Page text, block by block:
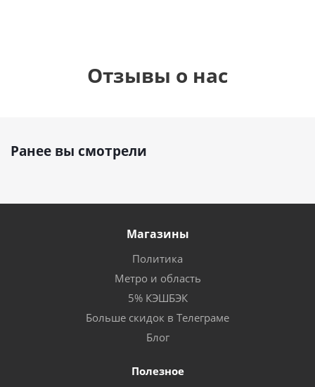
Отзывы о нас
Ранее вы смотрели
Магазины
Политика
Метро и область
5% КЭШБЭК
Больше скидок в Телеграме
Блог
Полезное